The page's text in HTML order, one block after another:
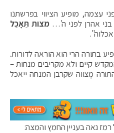
עצמה, מופיע הציווי בפרשתנו
אהרן לפני ה'…מצות תֵּאָכֵל
בתורה הרי הוא הוראה לדורות.
קיים ולא מקריבים מנחות –
מְצווה שקרבן המנחה ייאכל
נאה בעניין החמץ והמצה: